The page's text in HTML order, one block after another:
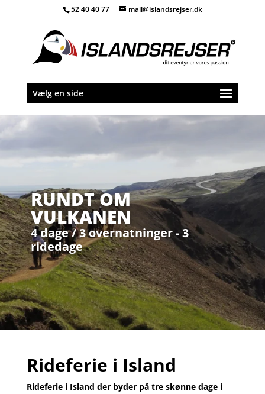
52 40 40 77 mail@islandsrejser.dk
Vælg en side
RUNDT OM
VULKANEN
4 dage / 3 overnatninger - 3
ridedage
Rideferie i Island
Rideferie i Island der byder på tre skønne dage i